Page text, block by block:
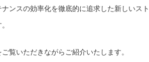
ンスの効率化を徹底的に追求した新しいスト
覧いただきながらご紹介いたします。